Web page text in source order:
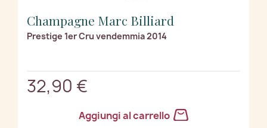
Champagne Marc Billiard
Prestige 1er Cru vendemmia 2014
32,90 €
Aggiungi al carrello